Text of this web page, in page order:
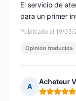
Publicado el 19/03/
El servicio de
para un primer
Opinión traducida
A
Acheteur
Nota: 5 de 5